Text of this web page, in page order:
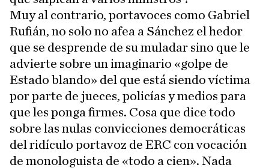
Muy al contrario, portavoces como Gabriel
Rufián, no solo no afea a Sánchez el hedor
que se desprende de su muladar sino que le
advierte sobre un imaginario «golpe de
Estado blando» del que está siendo víctima
por parte de jueces, policías y medios para
que les ponga firmes. Cosa que dice todo
sobre las nulas convicciones democráticas
del ridículo portavoz de ERC con vocación
de monologuista de «todo a cien». Nada